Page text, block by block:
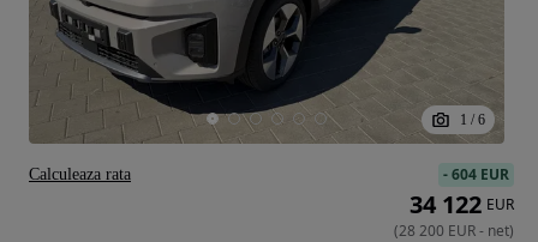
1 / 6
-604 EUR
34 122 EUR
(28 200 EUR- net)
Calculeaza rata